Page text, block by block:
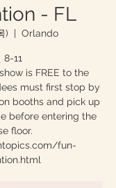
- FL
)
  |
Orlando
8-11
is FREE to the
must first stop by
booths and pick up
before entering the
floor.
fun-